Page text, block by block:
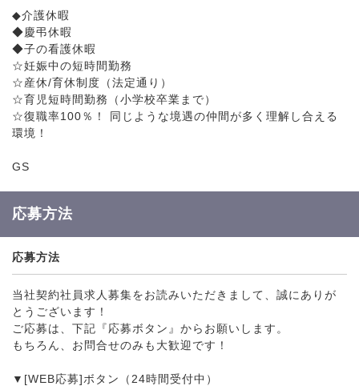
◆介護休暇
◆慶弔休暇
◆子の看護休暇
☆妊娠中の短時間勤務
☆産休/育休制度（法定通り）
☆育児短時間勤務（小学校卒業まで）
☆復職率100％！ 同じような境遇の仲間が多く理解し合える
環境！
GS
応募方法
応募方法
当社契約社員求人募集をお読みいただきまして、誠にありが
とうございます！
ご応募は、下記『応募ボタン』からお願いします。
もちろん、お問合せのみも大歓迎です！
▼[WEB応募]ボタン（24時間受付中）